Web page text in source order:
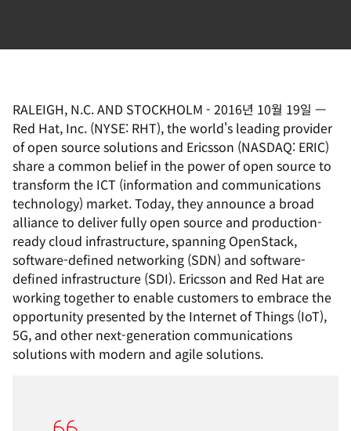
RALEIGH, N.C. AND STOCKHOLM - 2016년 10월 19일 —
Red Hat, Inc. (NYSE: RHT), the world's leading provider
of open source solutions and Ericsson (NASDAQ: ERIC)
share a common belief in the power of open source to
transform the ICT (information and communications
technology) market. Today, they announce a broad
alliance to deliver fully open source and production-
ready cloud infrastructure, spanning OpenStack,
software-defined networking (SDN) and software-
defined infrastructure (SDI). Ericsson and Red Hat are
working together to enable customers to embrace the
opportunity presented by the Internet of Things (IoT),
5G, and other next-generation communications
solutions with modern and agile solutions.